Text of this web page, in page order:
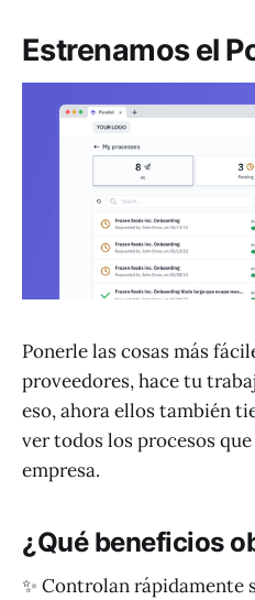
Estrenamos el
Ponerle las cosas más
proveedores, hace tu
eso, ahora ellos también
ver todos los procesos
empresa.
¿Qué beneficios
✨ Controlan rápidamente